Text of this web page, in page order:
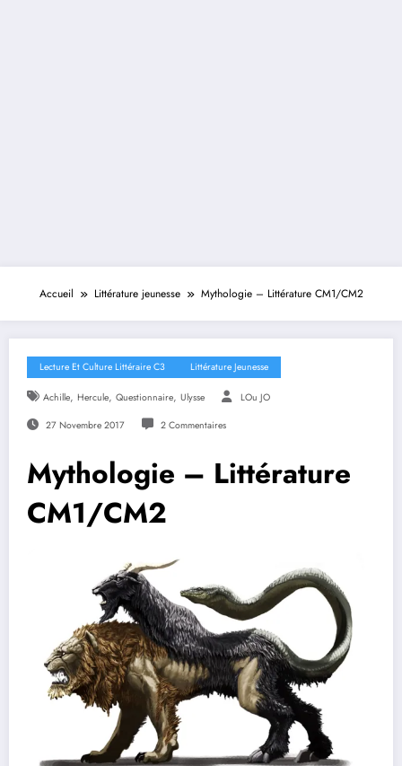
Accueil Littérature jeunesse Mythologie – Littérature CM1/CM2
Lecture Et Culture Littéraire C3 Littérature Jeunesse
Achille, Hercule, Questionnaire, Ulysse LOu JO
27 Novembre 2017 2 Commentaires
Mythologie – Littérature
CM1/CM2